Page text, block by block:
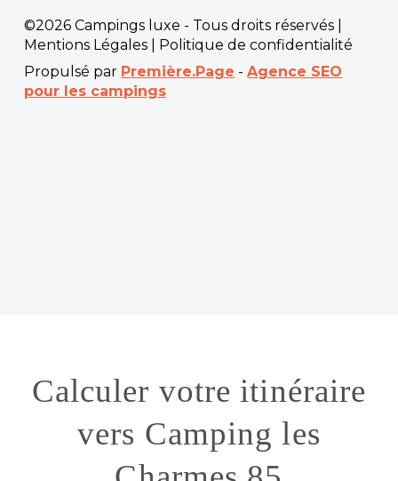
©2026 Campings luxe - Tous droits réservés |
Mentions Légales
Politique de confidentialité
Propulsé par Première.Page -Agence SEO
pour les campings
Calculer votre itinéraire
vers Camping les